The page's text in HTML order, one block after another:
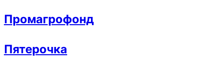
Промагрофонд
Пятерочка